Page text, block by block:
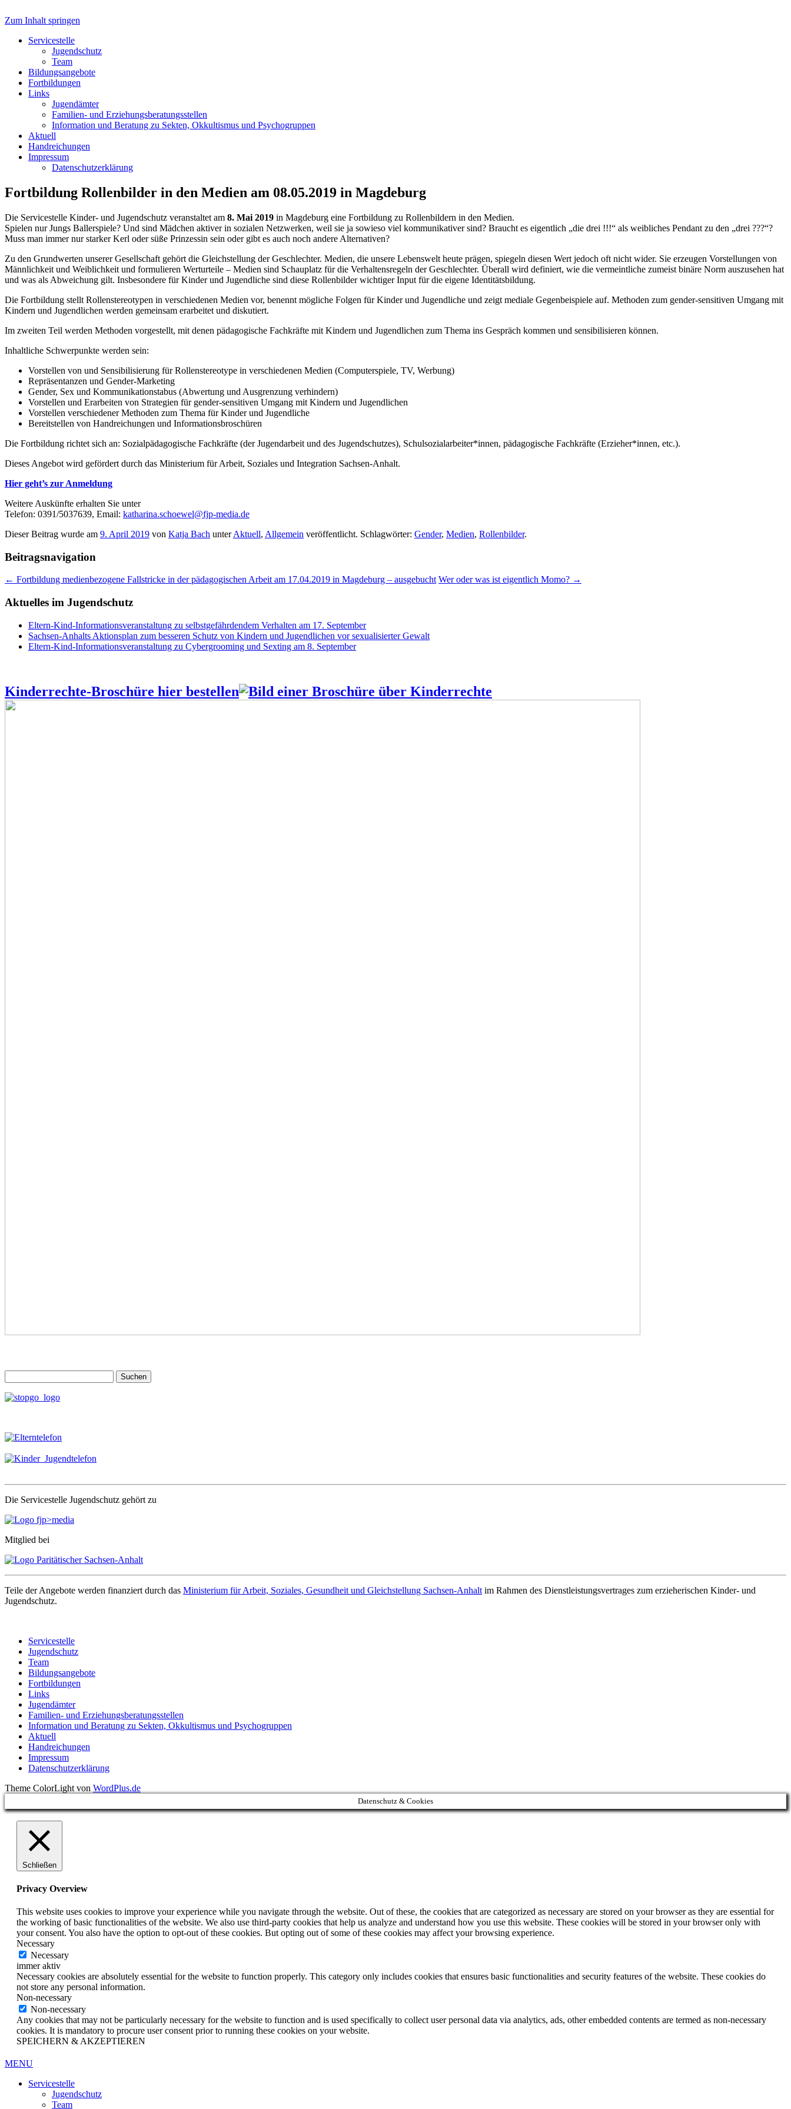
Servicestelle Kinder- und Jugendschutz
Zum Inhalt springen
Servicestelle
Jugendschutz
Team
Bildungsangebote
Fortbildungen
Links
Jugendämter
Familien- und Erziehungsberatungsstellen
Information und Beratung zu Sekten, Okkultismus und Psychogruppen
Aktuell
Handreichungen
Impressum
Datenschutzerklärung
Fortbildung Rollenbilder in den Medien am 08.05.2019 in Magdeburg
Die Servicestelle Kinder- und Jugendschutz veranstaltet am 8. Mai 2019 in Magdeburg eine Fortbildung zu Rollenbildern in den Medien.
Spielen nur Jungs Ballerspiele? Und sind Mädchen aktiver in sozialen Netzwerken, weil sie ja sowieso viel kommunikativer sind? Braucht es eigentlich „die drei !!!“ als weibliches Pendant zu den „drei ???“?
Muss man immer nur starker Kerl oder süße Prinzessin sein oder gibt es auch noch andere Alternativen?
Zu den Grundwerten unserer Gesellschaft gehört die Gleichstellung der Geschlechter. Medien, die unsere Lebenswelt heute prägen, spiegeln diesen Wert jedoch oft nicht wider. Sie erzeugen Vorstellungen von
Männlichkeit und Weiblichkeit und formulieren Werturteile – Medien sind Schauplatz für die Verhaltensregeln der Geschlechter. Überall wird definiert, wie die vermeintliche zumeist binäre Norm auszusehen hat
und was als Abweichung gilt. Insbesondere für Kinder und Jugendliche sind diese Rollenbilder wichtiger Input für die eigene Identitätsbildung.
Die Fortbildung stellt Rollenstereotypen in verschiedenen Medien vor, benennt mögliche Folgen für Kinder und Jugendliche und zeigt mediale Gegenbeispiele auf. Methoden zum gender-sensitiven Umgang mit
Kindern und Jugendlichen werden gemeinsam erarbeitet und diskutiert.
Im zweiten Teil werden Methoden vorgestellt, mit denen pädagogische Fachkräfte mit Kindern und Jugendlichen zum Thema ins Gespräch kommen und sensibilisieren können.
Inhaltliche Schwerpunkte werden sein:
Vorstellen von und Sensibilisierung für Rollenstereotype in verschiedenen Medien (Computerspiele, TV, Werbung)
Repräsentanzen und Gender-Marketing
Gender, Sex und Kommunikationstabus (Abwertung und Ausgrenzung verhindern)
Vorstellen und Erarbeiten von Strategien für gender-sensitiven Umgang mit Kindern und Jugendlichen
Vorstellen verschiedener Methoden zum Thema für Kinder und Jugendliche
Bereitstellen von Handreichungen und Informationsbroschüren
Die Fortbildung richtet sich an: Sozialpädagogische Fachkräfte (der Jugendarbeit und des Jugendschutzes), Schulsozialarbeiter*innen, pädagogische Fachkräfte (Erzieher*innen, etc.).
Dieses Angebot wird gefördert durch das Ministerium für Arbeit, Soziales und Integration Sachsen-Anhalt.
Hier geht’s zur Anmeldung
Weitere Auskünfte erhalten Sie unter
Telefon: 0391/5037639, Email: katharina.schoewel@fjp-media.de
Dieser Beitrag wurde am 9. April 2019 von Katja Bach unterAktuell, Allgemein veröffentlicht. Schlagwörter: Gender, Medien, Rollenbilder.
Beitragsnavigation
← Fortbildung medienbezogene Fallstricke in der pädagogischen Arbeit am 17.04.2019 in Magdeburg – ausgebucht Wer oder was ist eigentlich Momo? →
Aktuelles im Jugendschutz
Eltern-Kind-Informationsveranstaltung zu selbstgefährdendem Verhalten am 17. September
Sachsen-Anhalts Aktionsplan zum besseren Schutz von Kindern und Jugendlichen vor sexualisierter Gewalt
Eltern-Kind-Informationsveranstaltung zu Cybergrooming und Sexting am 8. September
Kinderrechte-Broschüre hier bestellen
nach:
Die Servicestelle Jugendschutz gehört zu
Mitglied bei
Teile der Angebote werden finanziert durch das Ministerium für Arbeit, Soziales, Gesundheit und Gleichstellung Sachsen-Anhalt im Rahmen des Dienstleistungsvertrages zum erzieherischen Kinder- und
Jugendschutz.
Servicestelle
Jugendschutz
Team
Bildungsangebote
Fortbildungen
Links
Jugendämter
Familien- und Erziehungsberatungsstellen
Information und Beratung zu Sekten, Okkultismus und Psychogruppen
Aktuell
Handreichungen
Impressum
Datenschutzerklärung
Theme ColorLight von WordPlus.de
Datenschutz & Cookies
Schließen
Privacy Overview
This website uses cookies to improve your experience while you navigate through the website. Out of these, the cookies that are categorized as necessary are stored on your browser as they are essential for
the working of basic functionalities of the website. We also use third-party cookies that help us analyze and understand how you use this website. These cookies will be stored in your browser only with
your consent. You also have the option to opt-out of these cookies. But opting out of some of these cookies may affect your browsing experience.
Necessary
Necessary
immer aktiv
Necessary cookies are absolutely essential for the website to function properly. This category only includes cookies that ensures basic functionalities and security features of the website. These cookies do
not store any personal information.
Non-necessary
Non-necessary
Any cookies that may not be particularly necessary for the website to function and is used specifically to collect user personal data via analytics, ads, other embedded contents are termed as non-necessary
cookies. It is mandatory to procure user consent prior to running these cookies on your website.
SPEICHERN & AKZEPTIEREN
MENU
Servicestelle
Jugendschutz
Team